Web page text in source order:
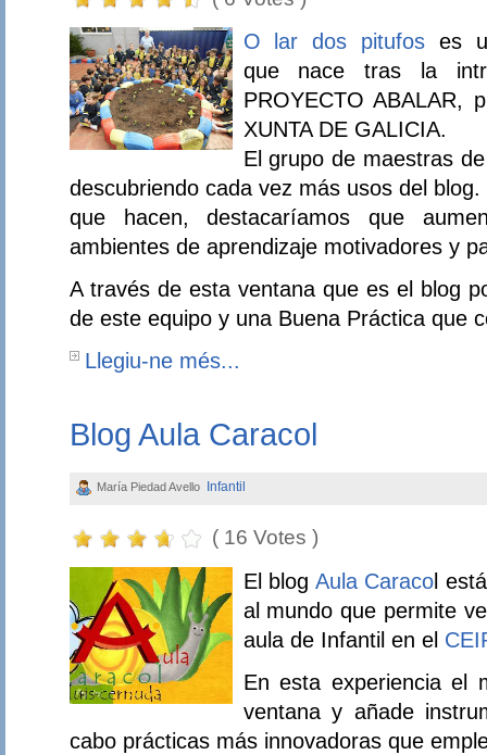
O lar dos pitufos es
que nace tras la
PROYECTO ABALAR,
XUNTA DE GALICIA.
El grupo de maestras
descubriendo cada vez más usos del
que hacen, destacaríamos que
ambientes de aprendizaje motivadores y
A través de esta ventana que es el blog
de este equipo y una Buena Práctica que
Llegiu-ne més...
Blog Aula Caracol
María Piedad Avello Infantil
( 16 Votes )
El blog Aula Caracol
al mundo que permite
aula de Infantil en el
En esta experiencia el
ventana y añade
cabo prácticas más innovadoras que